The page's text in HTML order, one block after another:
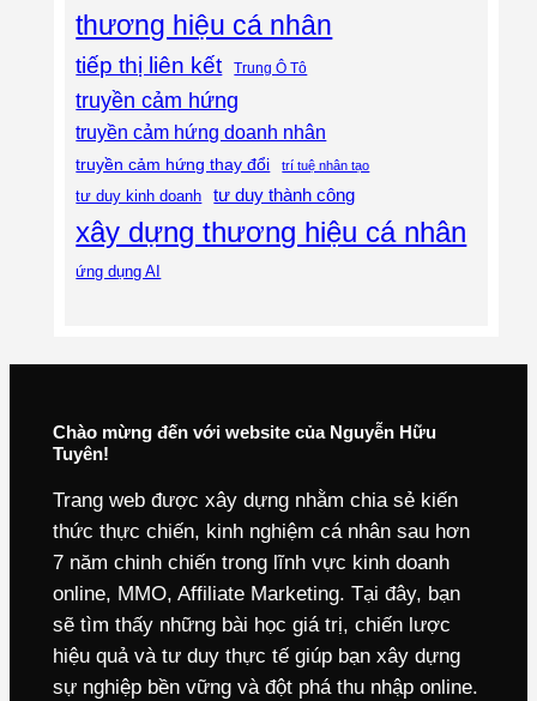
thương hiệu cá nhân
tiếp thị liên kết Trung Ô Tô
truyền cảm hứng
truyền cảm hứng doanh nhân
truyền cảm hứng thay đổi trí tuệ nhân tạo
tư duy kinh doanh tư duy thành công
xây dựng thương hiệu cá nhân
ứng dụng AI
Chào mừng đến với website của Nguyễn Hữu
Tuyên!
Trang web được xây dựng nhằm chia sẻ kiến
thức thực chiến, kinh nghiệm cá nhân sau hơn
7 năm chinh chiến trong lĩnh vực kinh doanh
online, MMO, Affiliate Marketing. Tại đây, bạn
sẽ tìm thấy những bài học giá trị, chiến lược
hiệu quả và tư duy thực tế giúp bạn xây dựng
sự nghiệp bền vững và đột phá thu nhập online.